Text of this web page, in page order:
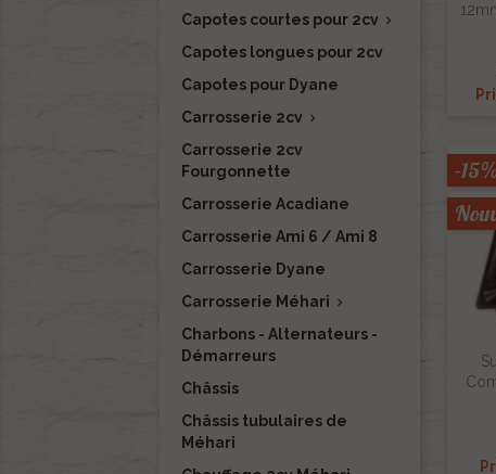
Capotes courtes pour 2cv 
Capotes longues pour 2cv
Capotes pour Dyane
Carrosserie 2cv 
Carrosserie 2cv
Fourgonnette
Carrosserie Acadiane
Carrosserie Ami 6 / Ami 8
Carrosserie Dyane
Carrosserie Méhari 
Charbons - Alternateurs -
Démarreurs
Châssis
Châssis tubulaires de
Méhari
-